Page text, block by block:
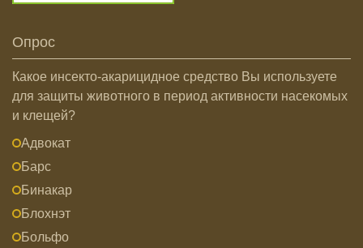
Опрос
Какое инсекто-акарицидное средство Вы используете
для защиты животного в период активности насекомых
и клещей?
Адвокат
Барс
Бинакар
Блохнэт
Больфо